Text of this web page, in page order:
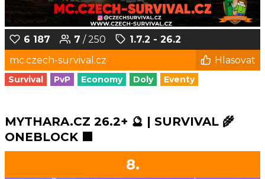
6 187 7 / 250
1.7.2 - 26.2
mc.czech-survival.cz
Hlasovat
Survival PvP Economy Doly Eventy
MYTHARA.CZ 26.2+ 🔮 | SURVIVAL 🌾
ONEBLOCK 🟩
8.